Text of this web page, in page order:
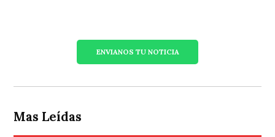
ENVIANOS TU NOTICIA
Mas Leídas